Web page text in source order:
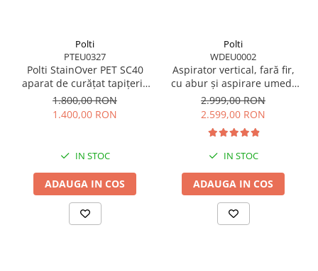
Polti
PTEU0327
Polti StainOver PET SC40
aparat de curățat tapițerie
cu abur și aspirare 4 în 1,
cu perie pentru păr de
animale și SteamActive
1.800,00 RON
1.400,00 RON
IN STOC
ADAUGA IN COS
Polti
WDEU0002
Aspirator vertical, fară fir,
cu abur și aspirare umed-
uscată, 450 W, aspirare 14
kPa, 0.6 l, 71 Db, 4,2 Kg,
gri/negru, Polti RollySteam
WD40C
2.999,00 RON
2.599,00 RON
IN STOC
ADAUGA IN COS